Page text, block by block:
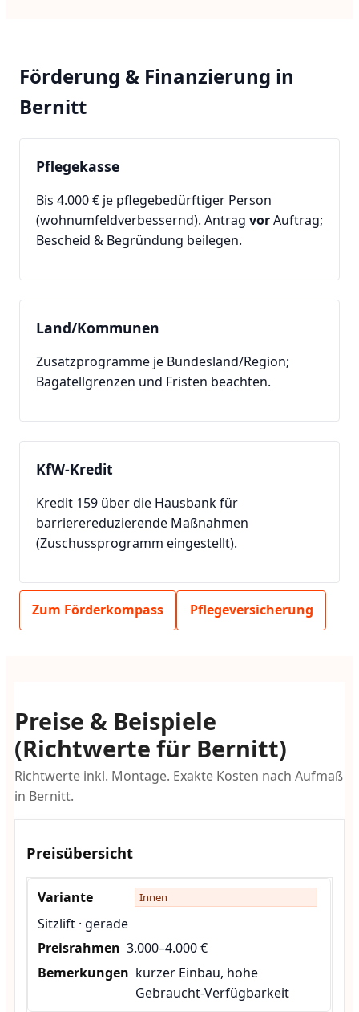
Förderung & Finanzierung in
Bernitt
Pflegekasse
Bis 4.000 € je pflegebedürftiger Person
(wohnumfeldverbessernd). Antrag vorAuftrag;
Bescheid & Begründung beilegen.
Land/Kommunen
Zusatzprogramme je Bundesland/Region;
Bagatellgrenzen und Fristen beachten.
KfW-Kredit
Kredit 159 über die Hausbank für
barrierereduzierende Maßnahmen
(Zuschussprogramm eingestellt).
Zum Förderkompass Pflegeversicherung
Preise & Beispiele
(Richtwerte für Bernitt)
Richtwerte inkl. Montage. Exakte Kosten nach Aufmaß
in Bernitt.
Preisübersicht
Innen
Sitzlift · gerade
3.000–4.000 €
kurzer Einbau, hohe
Gebraucht-Verfügbarkeit